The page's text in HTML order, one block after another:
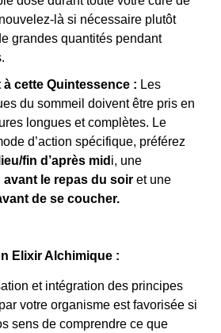
là si nécessaire plutôt
grandes quantités pendant
cette Quintessence : Les
du sommeil doivent être pris en
longues et complètes. Le
d’action spécifique, préférez
fin d’après mid i, une
avant le repas du soir et une
de se coucher.
Elixir Alchimique :
et intégration des principes
votre organisme est favorisée si
sens de comprendre ce que